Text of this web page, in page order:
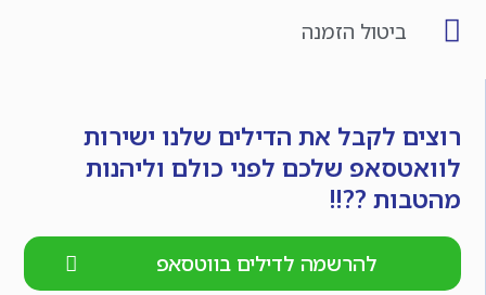
ביטול הזמנה
רוצים לקבל את הדילים שלנו ישירות
לוואטסאפ שלכם לפני כולם וליהנות
מהטבות ??!!
להרשמה לדילים בווטסאפ